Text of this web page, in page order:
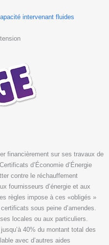
intervenant fluides
financièrement sur ses travaux de
d’Économie d’Énergie
contre le réchauffement
fournisseurs d’énergie et aux
règles impose à ces «obligés »
sous peine d’amendes.
locales ou aux particuliers.
40% du montant total des
avec d’autres aides